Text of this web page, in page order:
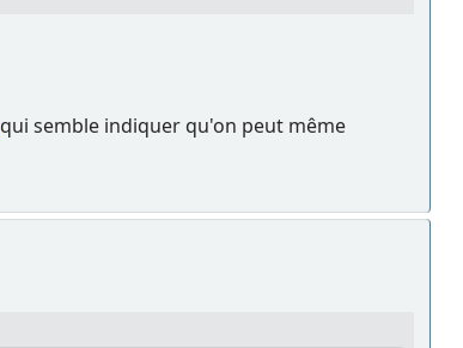
qui semble indiquer qu'on peut même